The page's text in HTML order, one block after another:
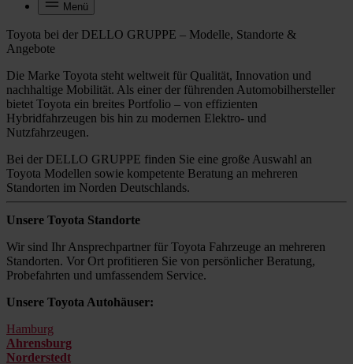
Menü
Toyota bei der DELLO GRUPPE – Modelle, Standorte &
Angebote
Die Marke Toyota steht weltweit für Qualität, Innovation und
nachhaltige Mobilität. Als einer der führenden Automobilhersteller
bietet Toyota ein breites Portfolio – von effizienten
Hybridfahrzeugen bis hin zu modernen Elektro- und
Nutzfahrzeugen.
Bei der DELLO GRUPPE finden Sie eine große Auswahl an
Toyota Modellen sowie kompetente Beratung an mehreren
Standorten im Norden Deutschlands.
Unsere Toyota Standorte
Wir sind Ihr Ansprechpartner für Toyota Fahrzeuge an mehreren
Standorten. Vor Ort profitieren Sie von persönlicher Beratung,
Probefahrten und umfassendem Service.
Unsere Toyota Autohäuser:
Hamburg
Ahrensburg
Norderstedt